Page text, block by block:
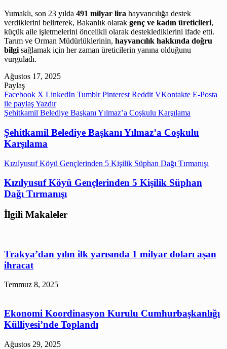
Yumaklı, son 23 yılda 491 milyar lira hayvancılığa destek
verdiklerini belirterek, Bakanlık olarak genç ve kadın üreticileri,
küçük aile işletmelerini öncelikli olarak desteklediklerini ifade etti.
Tarım ve Orman Müdürlüklerinin, hayvancılık hakkında doğru
bilgi sağlamak için her zaman üreticilerin yanına olduğunu
vurguladı.
Ağustos 17, 2025
Paylaş
Facebook X LinkedIn Tumblr Pinterest Reddit VKontakte E-Posta
ile paylaşYazdır
Şehitkamil Belediye Başkanı Yılmaz’a Coşkulu Karşılama
Şehitkamil Belediye Başkanı Yılmaz’a Coşkulu
Karşılama
Kızılyusuf Köyü Gençlerinden 5 Kişilik Süphan Dağı Tırmanışı
Kızılyusuf Köyü Gençlerinden 5 Kişilik Süphan
Dağı Tırmanışı
İlgili Makaleler
Trakya’dan yılın ilk yarısında 1 milyar doları aşan
ihracat
Temmuz 8, 2025
Ekonomi Koordinasyon Kurulu Cumhurbaşkanlığı
Külliyesi’nde Toplandı
Ağustos 29, 2025